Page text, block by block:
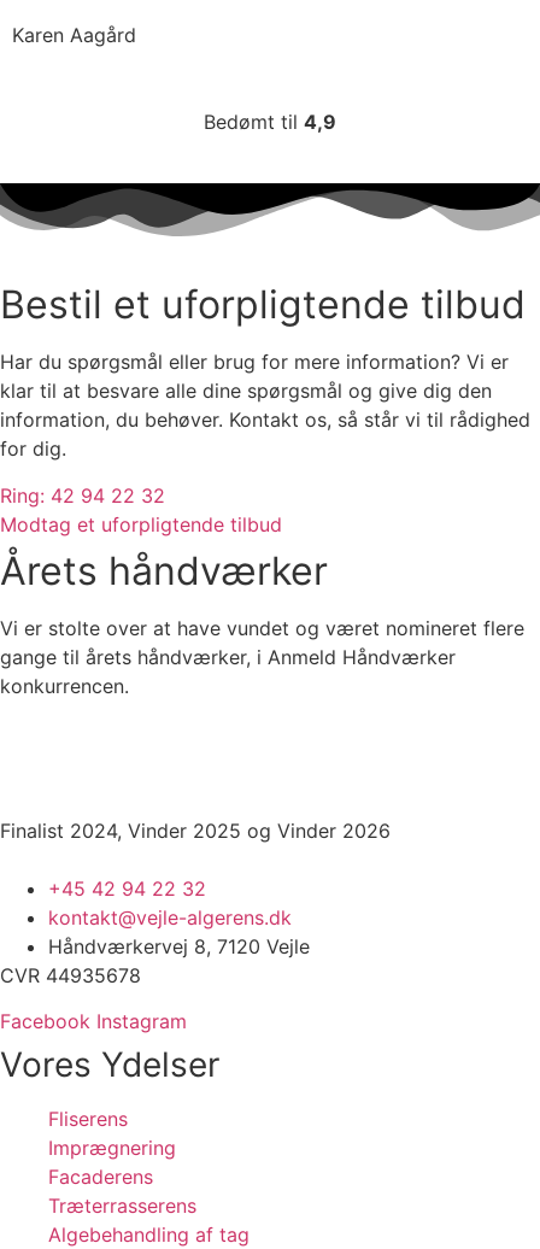
Karen Aagård
Bedømt til 4,9
Bestil et uforpligtende tilbud
Har du spørgsmål eller brug for mere information? Vi er
klar til at besvare alle dine spørgsmål og give dig den
information, du behøver. Kontakt os, så står vi til rådighed
for dig.
Ring: 42 94 22 32
Modtag et uforpligtende tilbud
Årets håndværker
Vi er stolte over at have vundet og været nomineret flere
gange til årets håndværker, i Anmeld Håndværker
konkurrencen.
Finalist 2024, Vinder 2025 og Vinder 2026
+45 42 94 22 32
kontakt@vejle-algerens.dk
Håndværkervej 8, 7120 Vejle
CVR 44935678
Facebook Instagram
Vores Ydelser
Fliserens
Imprægnering
Facaderens
Træterrasserens
Algebehandling af tag